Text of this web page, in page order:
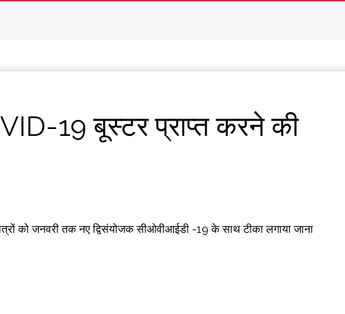
19 बूस्टर प्राप्त करने की
को जनवरी तक नए द्विसंयोजक सीओवीआईडी ​​​​-19 के साथ टीका लगाया जाना